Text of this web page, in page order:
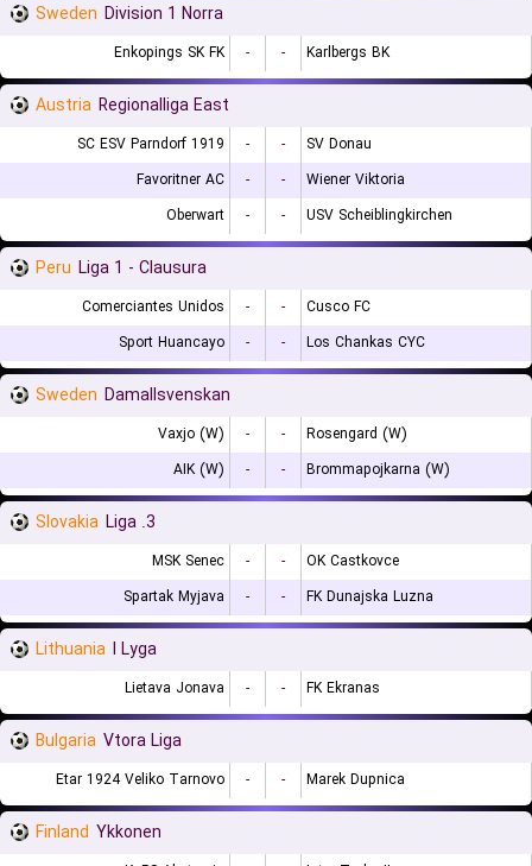
Sweden Division 1 Norra
Enkopings SK FK - - Karlbergs BK
Austria Regionalliga East
SC ESV Parndorf 1919 - -
SV Donau
Favoritner AC
- -
Wiener Viktoria
Oberwart
- - USV Scheiblingkirchen
Peru Liga 1 - Clausura
Comerciantes Unidos - -
Cusco FC
Sport Huancayo
- - Los Chankas CYC
Sweden Damallsvenskan
Vaxjo (W) - -
Rosengard (W)
AIK (W)
- - Brommapojkarna (W)
Slovakia 3. Liga
MSK Senec - -
OK Castkovce
Spartak Myjava
- - FK Dunajska Luzna
Lithuania I Lyga
Lietava Jonava - - FK Ekranas
Bulgaria Vtora Liga
Etar 1924 Veliko Tarnovo - - Marek Dupnica
Finland Ykkonen